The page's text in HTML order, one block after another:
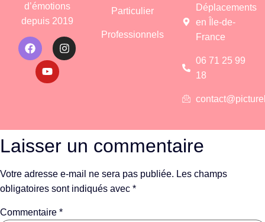
d’émotions
depuis 2019
Particulier
Professionnels
Déplacements
en Île-de-
France
06 71 25 99
18
Laisser un commentaire
Votre adresse e-mail ne sera pas publiée. Les champs
obligatoires sont indiqués avec *
Commentaire *